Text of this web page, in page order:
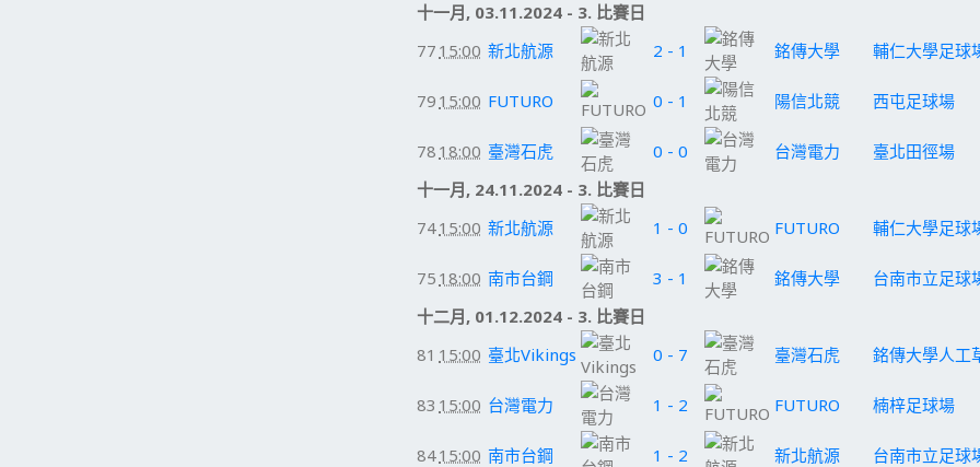
十一月, 03.11.2024 - 3. 比賽日
77 15:00 新北航源 2 - 1 銘傳大學 輔仁大學足球
79 15:00 FUTURO 0 - 1 陽信北競 西屯足球場
78 18:00 臺灣石虎 0 - 0 台灣電力
臺北田徑場
十一月, 24.11.2024 - 3. 比賽日
7415:00 新北航源 1 - 0 FUTURO 輔仁大學足球
75 18:00 南市台鋼 3 - 1 銘傳大學
台南市立足球
十二月, 01.12.2024 - 3. 比賽日
81 15:00 臺北Vikings 0 - 7 臺灣石虎 銘傳大學人工
83 15:00 台灣電力 1 - 2 FUTURO 楠梓足球場
8415:00 南市台鋼 1 - 2 新北航源 台南市立足球